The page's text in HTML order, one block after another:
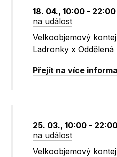
18. 04., 10:00 - 22:00
na událost
Velkoobjemový
Ladronky x Oddělená
Přejít na více
25. 03., 10:00 -
na událost
Velkoobjemový